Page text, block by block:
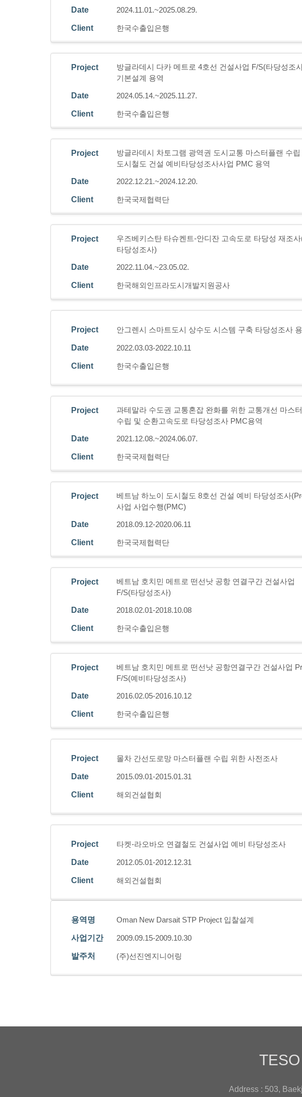
Date 2024.11.01.~2025.08.29.
Client 한국수출입은행
Project
방글라데시 다카 메트로 4호선 건설사업 F/S(타당성조
기본설계 용역
Date 2024.05.14.~2025.11.27.
Client 한국수출입은행
Project
방글라데시 차토그램 광역권 도시교통 마스터플랜 수립
도시철도 건설 예비타당성조사사업 PMC 용역
Date 2022.12.21.~2024.12.20.
Client 한국국제협력단
Project
우즈베키스탄 타슈켄트-안디잔 고속도로 타당성 재조사
타당성조사)
Date 2022.11.04.~23.05.02.
Client 한국해외인프라도시개발지원공사
Project 안그렌시 스마트도시 상수도 시스템 구축 타당성조사
Date 2022.03.03-2022.10.11
Client 한국수출입은행
Project
과테말라 수도권 교통혼잡 완화를 위한 교통개선 마스
수립 및 순환고속도로 타당성조사 PMC용역
Date 2021.12.08.~2024.06.07.
Client 한국국제협력단
Project
베트남 하노이 도시철도 8호선 건설 예비 타당성조사
사업 사업수행(PMC)
Date 2018.09.12-2020.06.11
Client 한국국제협력단
Project
베트남 호치민 메트로 떤선낫 공항 연결구간 건설사업
F/S(타당성조사)
Date 2018.02.01-2018.10.08
Client 한국수출입은행
Project
베트남 호치민 메트로 떤선낫 공항연결구간 건설사업
F/S(예비타당성조사)
Date 2016.02.05-2016.10.12
Client 한국수출입은행
Project 몰차 간선도로망 마스터플랜 수립 위한 사전조사
Date 2015.09.01-2015.01.31
Client 해외건설협회
Project 타켓-라오바오 연결철도 건설사업 예비 타당성조사
Date 2012.05.01-2012.12.31
Client 해외건설협회
용역명 Oman New Darsait STP Project 입찰설계
사업기간 2009.09.15-2009.10.30
발주처 (주)선진엔지니어링
Address : 503,